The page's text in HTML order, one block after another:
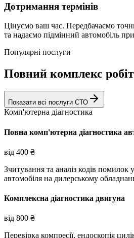
Дотримання термінів
Цінуємо ваш час. Передбачаємо
та надаємо підмінний автомобіль
Популярні послуги
Повний комплекс
Показати всі послуги СТО
Комп'ютерна діагностика
Повна комп'ютерна діагностика
від 400 ₴
Зчитування та аналіз кодів помилок
автомобіля на дилерському
Комплексна діагностика двигуна
від 800 ₴
Перевірка компресії, ендоскопія